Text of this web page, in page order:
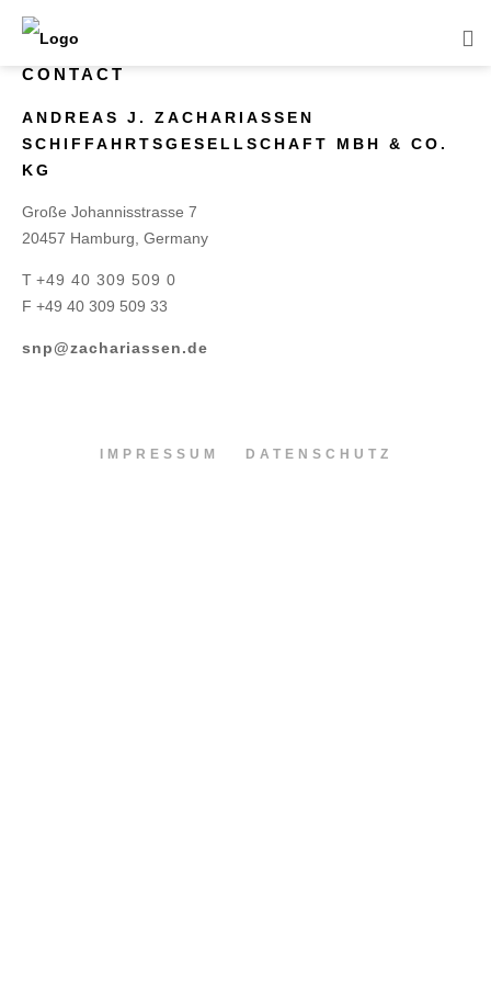
CONTACT
ANDREAS J. ZACHARIASSEN
SCHIFFAHRTSGESELLSCHAFT MBH & CO.
KG
Große Johannisstrasse 7
20457 Hamburg, Germany
T +49 40 309 509 0
F +49 40 309 509 33
snp@zachariassen.de
IMPRESSUM DATENSCHUTZ